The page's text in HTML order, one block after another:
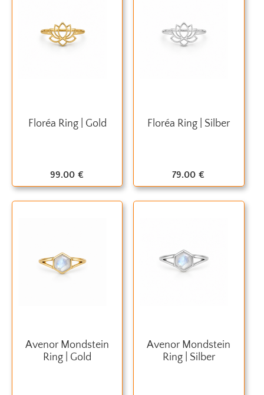
Floréa Ring | Gold
99.00 €
Floréa Ring | Silber
79.00 €
Avenor Mondstein
Ring | Gold
Avenor Mondstein
Ring | Silber